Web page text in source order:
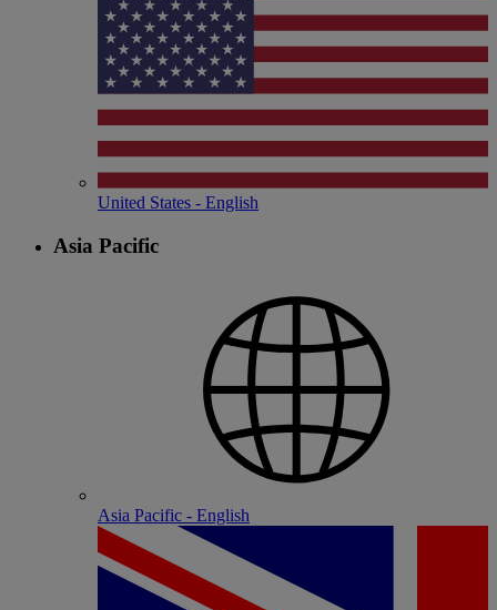
United States - English
Asia Pacific
Asia Pacific - English